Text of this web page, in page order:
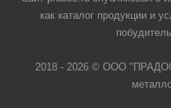
как каталог продукции и
2018 - 2026 © ООО